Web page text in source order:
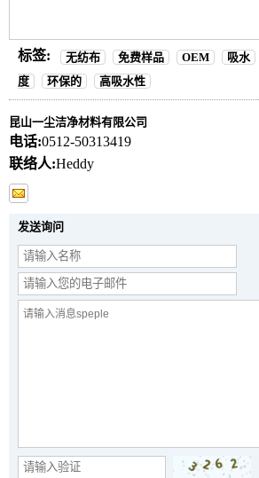
标签: 无纺布 免费样品 OEM 吸水
度
环保的 高吸水性
昆山一尘洁净材料有限公司
电话:0512-50313419
联络人:Heddy
发送询问